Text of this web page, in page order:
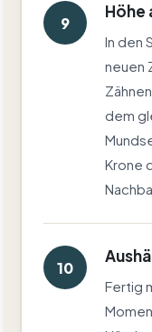
9
Höhe
In den
neuen
dem
Krone
10
Fertig